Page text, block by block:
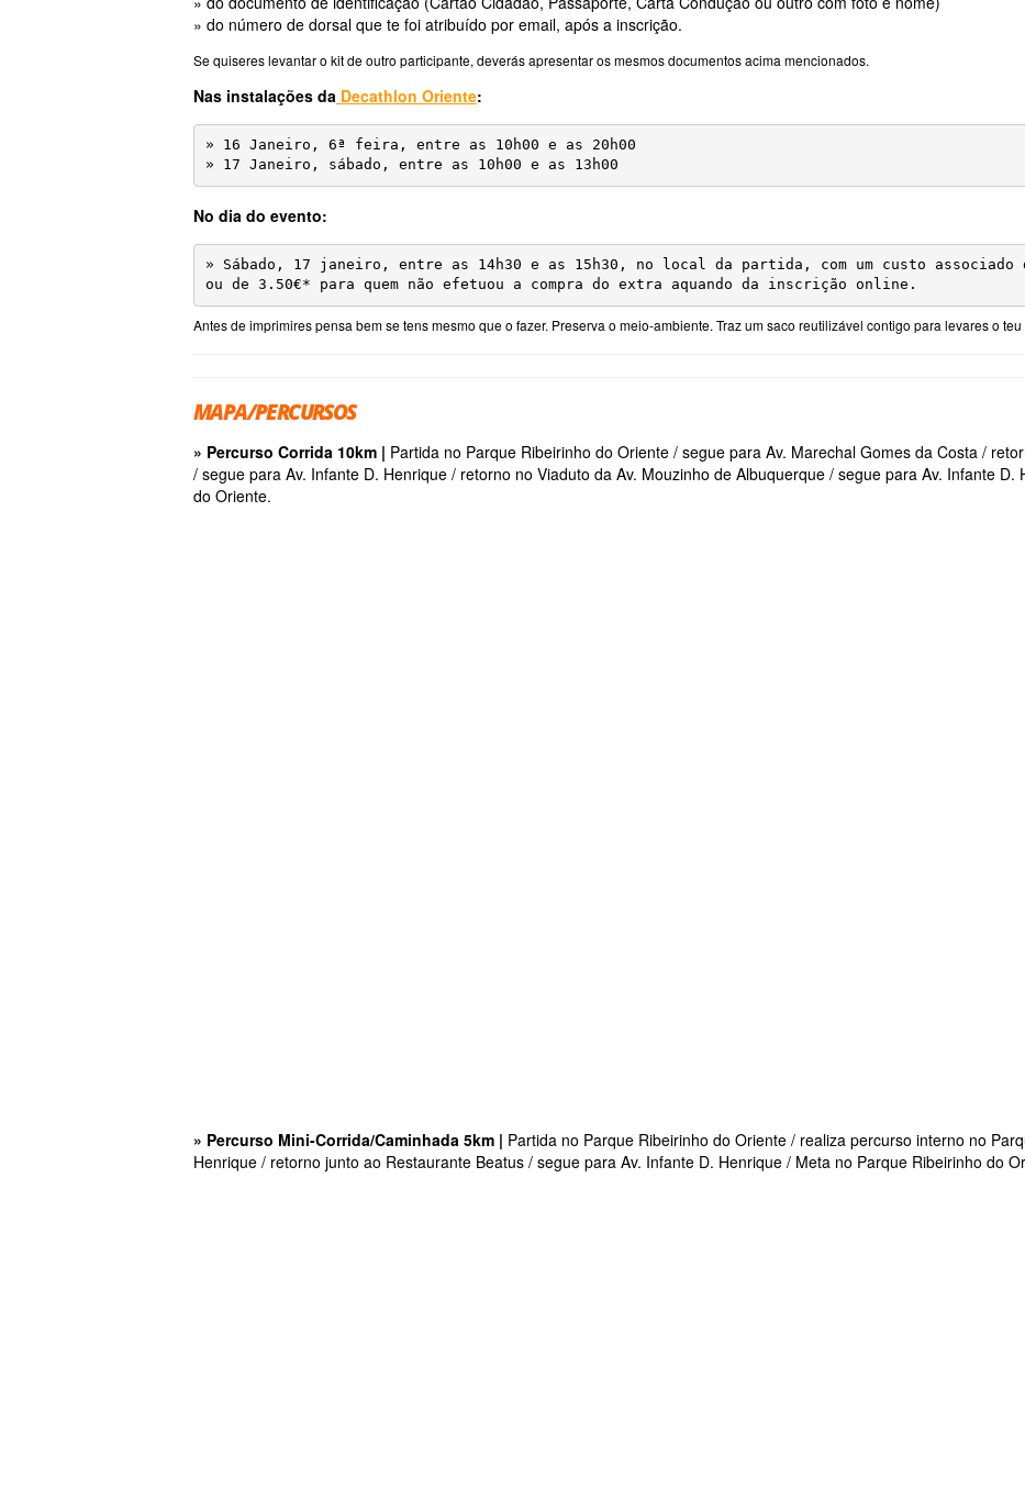
» do número de dorsal que te foi atribuído por email, após a inscrição.
Se quiseres levantar o kit de outro participante, deverás apresentar os mesmos documentos acima mencionados.
Nas instalações da Decathlon Oriente:
» 16 Janeiro, 6ª feira, entre as 10h00 e as 20h00
» 17 Janeiro, sábado, entre as 10h00 e as 13h00
No dia do evento:
» Sábado, 17 janeiro, entre as 14h30 e as 15h30, no local da partida , com um custo associado
ou de 3.50€* para quem não efetuou a compra do extra aquando da inscrição online.
Antes de imprimires pensa bem se tens mesmo que o fazer. Preserva o meio-ambiente. Traz um saco reutilizável contigo para levares o teu
MAPA/PERCURSOS
» Percurso Corrida 10km | Partida no Parque Ribeirinho do Oriente / segue para Av. Marechal Gomes da Costa /
/ segue para Av. Infante D. Henrique / retorno no Viaduto da Av. Mouzinho de Albuquerque / segue para Av. Infante
do Oriente.
» Percurso Mini-Corrida/Caminhada 5km | Partida no Parque Ribeirinho do Oriente / realiza percurso interno no
Henrique / retorno junto ao Restaurante Beatus / segue para Av. Infante D. Henrique / Meta no Parque Ribeirinho do